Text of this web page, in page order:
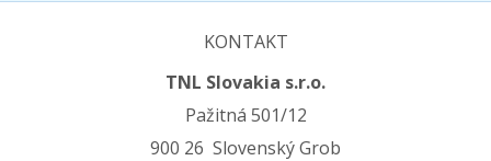
KONTAKT
TNL Slovakia s.r.o.
Pažitná 501/12
900 26 Slovenský Grob